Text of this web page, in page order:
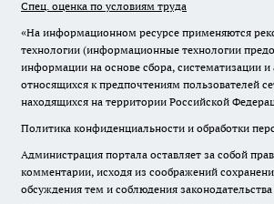
Спец. оценка по условиям труда
«На информационном ресурсе применяются
технологии (информационные технологии
информации на основе сбора, систематизации и
относящихся к предпочтениям пользователей
находящихся на территории Российской
Политика конфиденциальности и обработки
Администрация портала оставляет за собой
комментарии, исходя из соображений
обсуждения тем и соблюдения